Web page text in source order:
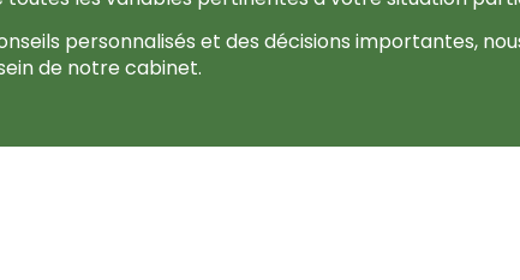
personnalisés et des décisions importantes,
de notre cabinet.